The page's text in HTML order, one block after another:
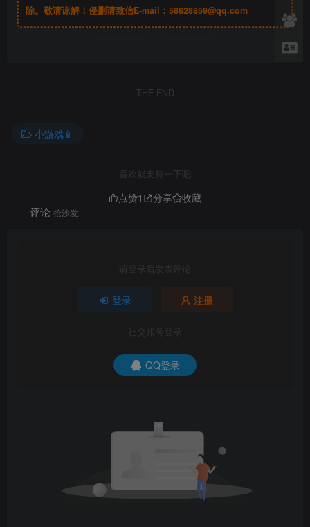
除。敬请谅解！侵删请致信E-mail： 58628859@qq.com
THE END
小游戏📱
喜欢就支持一下吧
点赞1 分享 收藏
评论 抢沙发
请登录后发表评论
登录 注册
社交账号登录
QQ登录